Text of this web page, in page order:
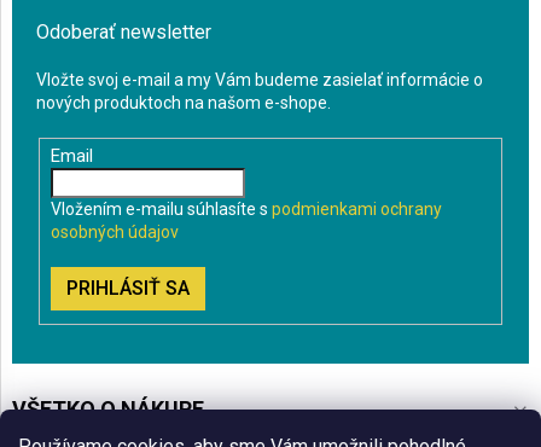
Odoberať newsletter
Vložte svoj e-mail a my Vám budeme zasielať informácie o
nových produktoch na našom e-shope.
Email
Vložením e-mailu súhlasíte s podmienkami ochrany
osobných údajov
PRIHLÁSIŤ SA
VŠETKO O NÁKUPE